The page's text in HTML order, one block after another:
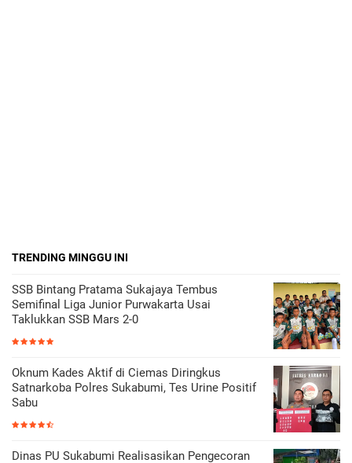
TRENDING MINGGU INI
SSB Bintang Pratama Sukajaya Tembus
Semifinal Liga Junior Purwakarta Usai
Taklukkan SSB Mars 2-0
Oknum Kades Aktif di Ciemas Diringkus
Satnarkoba Polres Sukabumi, Tes Urine Positif
Sabu
Dinas PU Sukabumi Realisasikan Pengecoran